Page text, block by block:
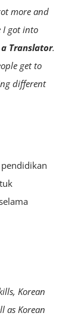
more and
I got into
Translator.
get to
different
Korean
as Korean